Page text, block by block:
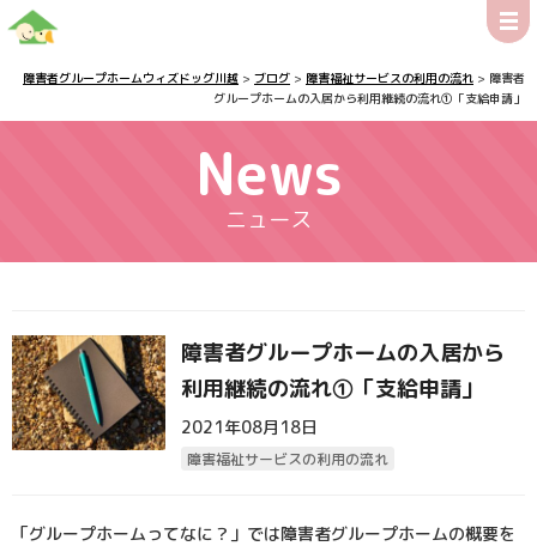
障害者グループホームウィズドッグ川越 > ブログ > 障害福祉サービスの利用の流れ > 障害者
グループホームの入居から利用継続の流れ①「支給申請」
News
ニュース
障害者グループホームの入居から
利用継続の流れ①「支給申請」
2021年08月18日
障害福祉サービスの利用の流れ
「グループホームってなに？」では障害者グループホームの概要を